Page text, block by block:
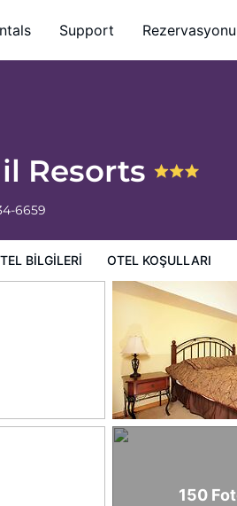
Support
Resorts
6659
BILGILERI OTEL KOŞULLARI
150